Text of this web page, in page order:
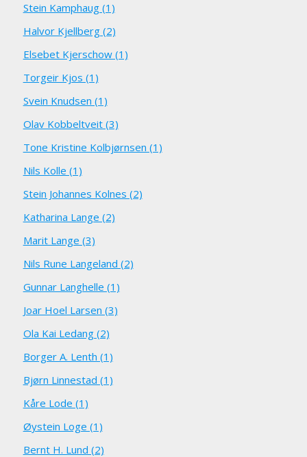
Stein Kamphaug (1)
Halvor Kjellberg (2)
Elsebet Kjerschow (1)
Torgeir Kjos (1)
Svein Knudsen (1)
Olav Kobbeltveit (3)
Tone Kristine Kolbjørnsen (1)
Nils Kolle (1)
Stein Johannes Kolnes (2)
Katharina Lange (2)
Marit Lange (3)
Nils Rune Langeland (2)
Gunnar Langhelle (1)
Joar Hoel Larsen (3)
Ola Kai Ledang (2)
Borger A. Lenth (1)
Bjørn Linnestad (1)
Kåre Lode (1)
Øystein Loge (1)
Bernt H. Lund (2)